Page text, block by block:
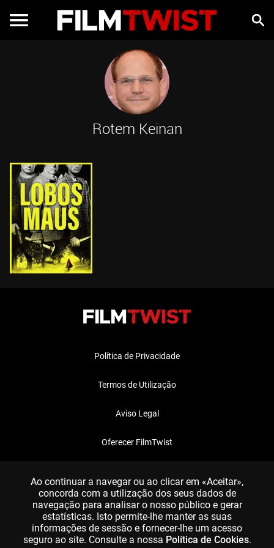
Rotem Keinan
Política de Privacidade
Termos de Utilização
Aviso Legal
Oferecer FilmTwist
Ao continuar a navegar ou ao clicar em «Aceitar»,
concorda com a utilização dos seus dados de
navegação para analisar o nosso público e gerar
estatísticas. Isto permite-lhe manter as suas
informações de sessão e fornecer-lhe um acesso
seguro ao site. Consulte a nossa Política de Cookies.